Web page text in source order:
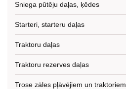
Sniega pūtēju daļas, ķēdes
Starteri, starteru daļas
Traktoru daļas
Traktoru rezerves daļas
Trose zāles pļāvējiem un traktoriem